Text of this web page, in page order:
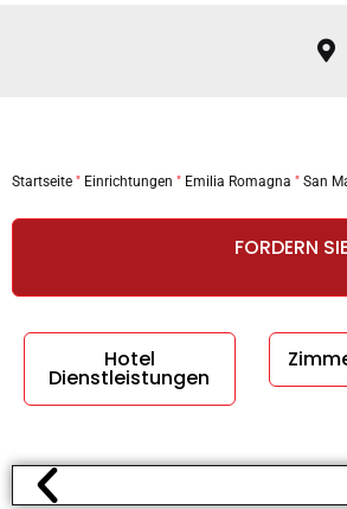
Startseite " Einrichtungen " Emilia Romagna " San
FORDERN
Hotel
Dienstleistungen